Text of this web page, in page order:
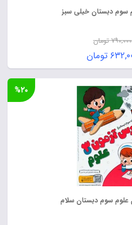
سوم دبستان خیلی سبز
۷۹۰,۰۰۰تومان
قیمت
اصلی:
۷۹۰,۰۰۰ تومان
بود.
تومان
قیمت
فعلی:
۶۳۲,۰۰۰ تومان.
سوم دبستان سلام
%۲۰